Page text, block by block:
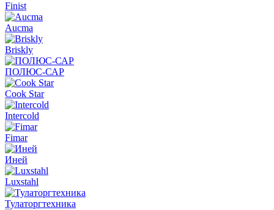
Finist
Aucma
Briskly
ПОЛЮС-САР
Cook Star
Intercold
Fimar
Иней
Luxstahl
Тулаторгтехника